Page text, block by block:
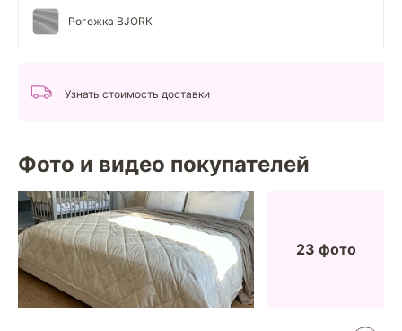
Рогожка BJORK
Узнать стоимость доставки
Фото и видео покупателей
23 фото